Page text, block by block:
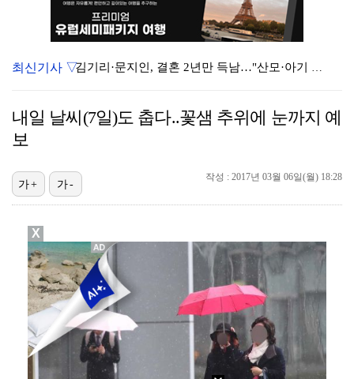
김기리·문지인, 결혼 2년만 득남…"산모·아기 모두 건…
1위 '오디세이', 주말동안 133만명 봤다…'스파이더…
'욕망의 덫' 장서희 "인간의 이중성 연기하고팠다…독기…
이설, '결혼의 완성' 종영 소감 "고세윤의 강인함 떠…
'스틸야드 석재 낙하' 프로축구연맹, K리그 전 구단 …
프로당구 PBA 팀리그 2라운드, 화성특례시서 12-2…
최신기사 ▽
내일 날씨(7일)도 춥다..꽃샘 추위에 눈까지 예
보
작성 : 2017년 03월 06일(월) 18:28
가+ 가-
X